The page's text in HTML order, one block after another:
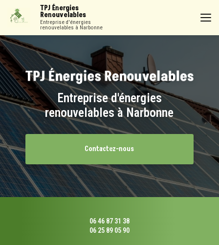
contenu
TPJ Énergies
Renouvelables
Entreprise d'énergies
renouvelables à Narbonne
Entreprise d'énergies
renouvelables à Narbonne
Contactez-nous
06 46 87 31 38
06 25 89 05 90